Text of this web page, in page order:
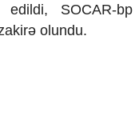
SOCAR-bp
olundu.